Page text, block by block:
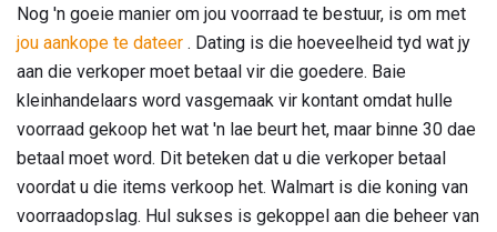
Nog 'n goeie manier om jou voorraad te bestuur, is om met
jou aankope te dateer . Dating is die hoeveelheid tyd wat jy
aan die verkoper moet betaal vir die goedere. Baie
kleinhandelaars word vasgemaak vir kontant omdat hulle
voorraad gekoop het wat 'n lae beurt het, maar binne 30 dae
betaal moet word. Dit beteken dat u die verkoper betaal
voordat u die items verkoop het. Walmart is die koning van
voorraadopslag. Hul sukses is gekoppel aan die beheer van